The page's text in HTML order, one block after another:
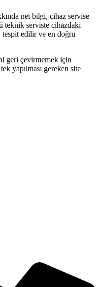
net bilgi, cihaz servise
teknik serviste cihazdaki
tespit edilir ve en doğru
geri çevirmemek için
yapılması gereken site